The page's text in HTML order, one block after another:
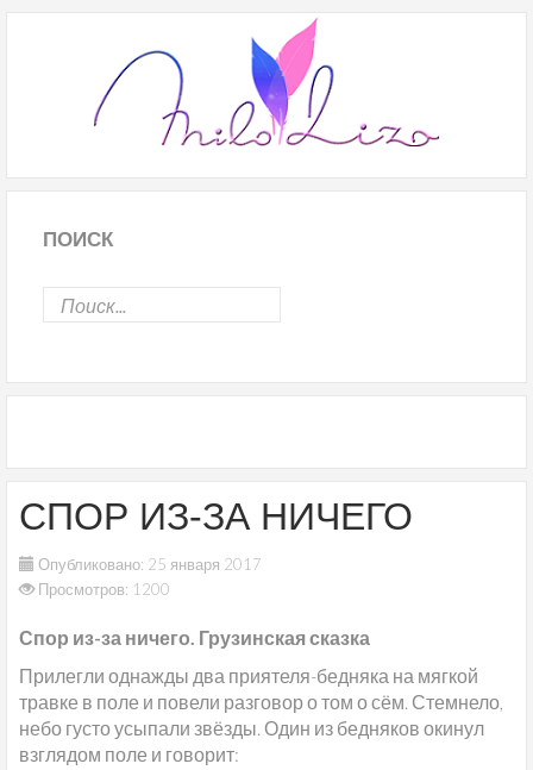
ПОИСК
СПОР ИЗ-ЗА НИЧЕГО
Опубликовано: 25 января 2017
Просмотров: 1200
Спор из-за ничего. Грузинская сказка
Прилегли однажды два приятеля-бедняка на мягкой
травке в поле и повели разговор о том о сём. Стемнело,
небо густо усыпали звёзды. Один из бедняков окинул
взглядом поле и говорит: